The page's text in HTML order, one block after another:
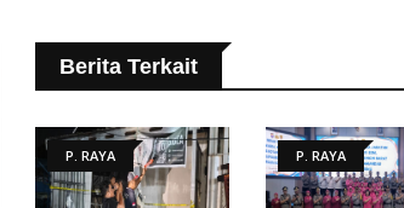
Berita Terkait
P. RAYA P. RAYA